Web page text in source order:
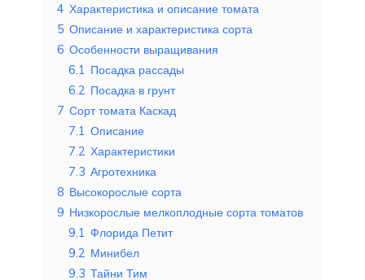
4 Характеристика и описание томата
5 Описание и характеристика сорта
6 Особенности выращивания
6.1 Посадка рассады
6.2 Посадка в грунт
7 Сорт томата Каскад
7.1 Описание
7.2 Характеристики
7.3 Агротехника
8 Высокорослые сорта
9 Низкорослые мелкоплодные сорта томатов
9.1 Флорида Петит
9.2 Минибел
9.3 Тайни Тим